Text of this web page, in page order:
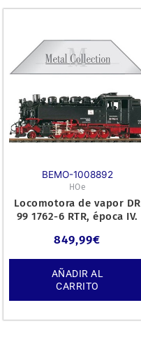
BEMO-1008892
HOe
Locomotora de vapor DR
99 1762-6 RTR, época IV.
849,99€
AÑADIR AL
CARRITO